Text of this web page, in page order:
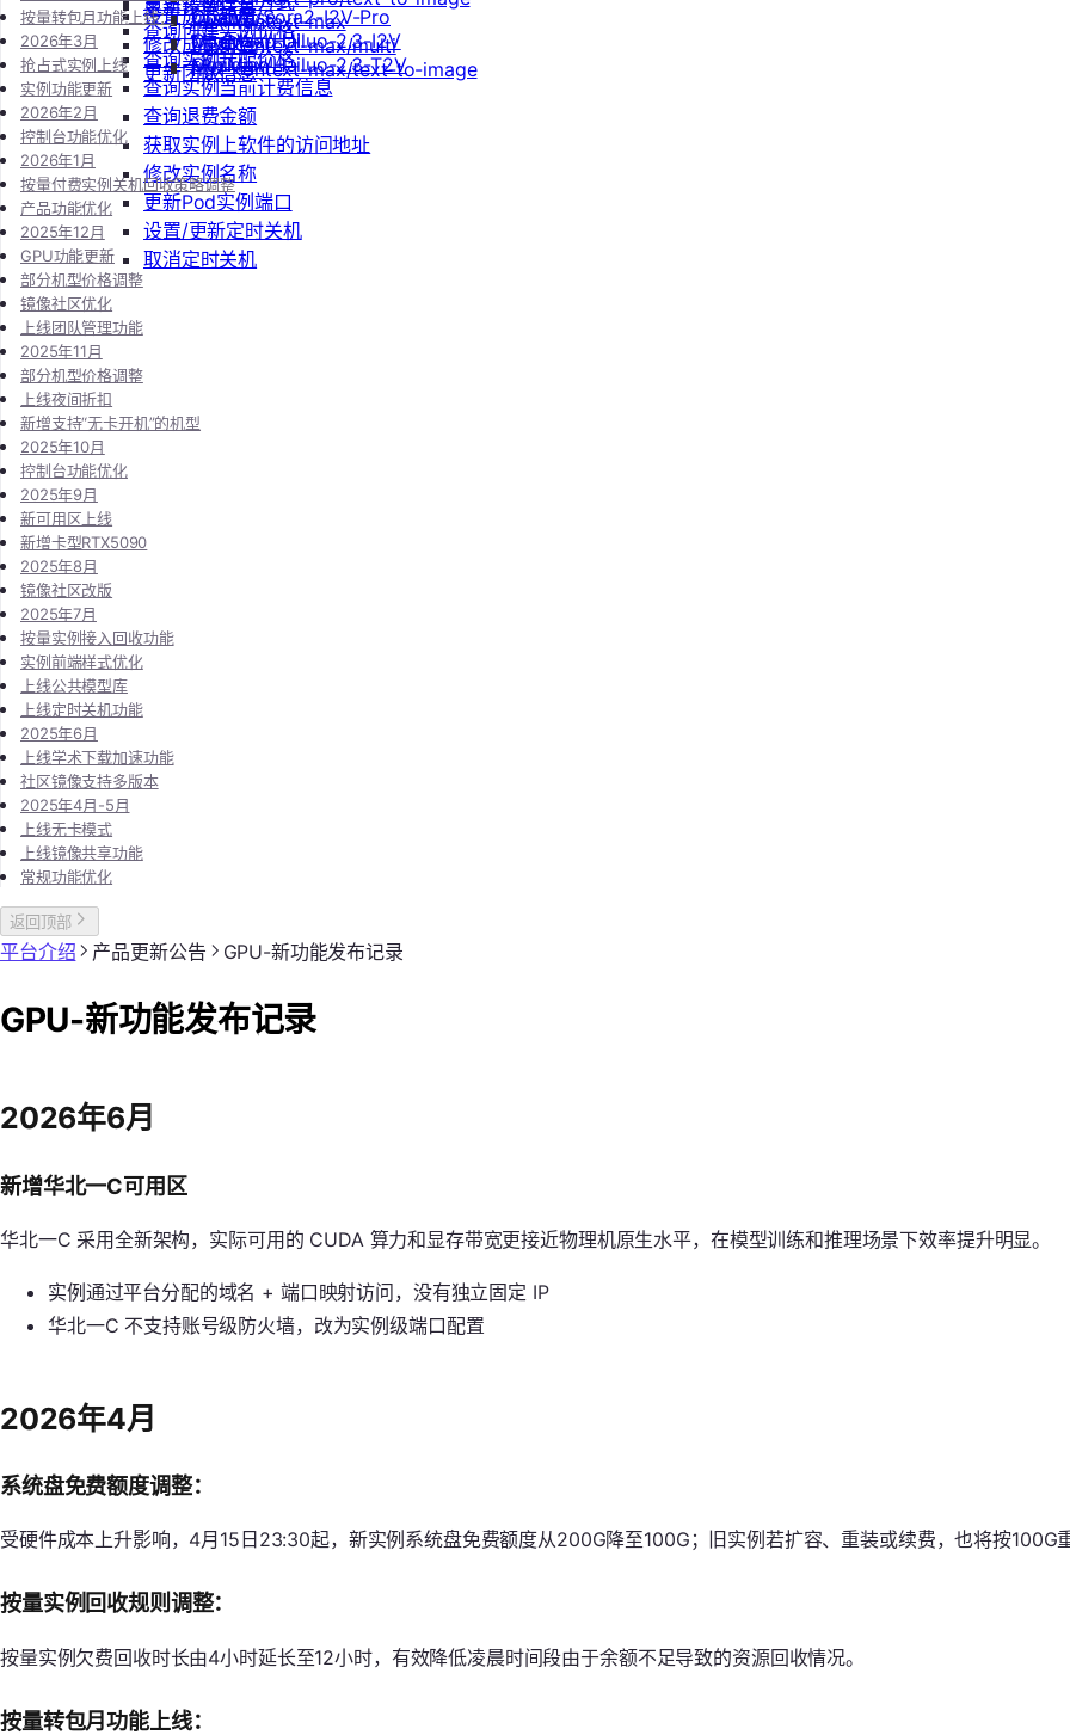
查询创建实例价格
查询实例升配价格
查询实例当前计费信息
查询退费金额
获取实例上软件的访问地址
修改实例名称
更新Pod实例端口
设置/更新定时关机
取消定时关机
更新镜像信息
设置成员额度
修改成员角色
更新团队信息
flux-kontext-max
flux-kontext-max/multi
flux-kontext-max/text-to-image
OpenAI/Sora2-I2V-Pro
MiniMax/Hailuo-2.3-I2V
MiniMax/Hailuo-2.3-T2V
ChatWise
OpenWeb UI
Obsidian
按量转包月功能上线：
2026年3月
抢占式实例上线
实例功能更新
2026年2月
控制台功能优化
2026年1月
按量付费实例关机回收策略调整
产品功能优化
2025年12月
GPU功能更新
部分机型价格调整
镜像社区优化
上线团队管理功能
2025年11月
部分机型价格调整
上线夜间折扣
新增支持“无卡开机”的机型
2025年10月
控制台功能优化
2025年9月
新可用区上线
新增卡型RTX5090
2025年8月
镜像社区改版
2025年7月
按量实例接入回收功能
实例前端样式优化
上线公共模型库
上线定时关机功能
2025年6月
上线学术下载加速功能
社区镜像支持多版本
2025年4月-5月
上线无卡模式
上线镜像共享功能
常规功能优化
返回顶部
平台介绍 产品更新公告 GPU-新功能发布记录
GPU-新功能发布记录
2026年6月
新增华北一C可用区
华北一C 采用全新架构，实际可用的 CUDA 算力和显存带宽更接近物理机原生水平，在模型训练和推理场景下效率提升明显。
实例通过平台分配的域名 + 端口映射访问，没有独立固定 IP
华北一C 不支持账号级防火墙，改为实例级端口配置
2026年4月
系统盘免费额度调整：
受硬件成本上升影响，4月15日23:30起，新实例系统盘免费额度从200G降至100G；旧实例若扩容、重装或续费，也将按100G
按量实例回收规则调整：
按量实例欠费回收时长由4小时延长至12小时，有效降低凌晨时间段由于余额不足导致的资源回收情况。
按量转包月功能上线：